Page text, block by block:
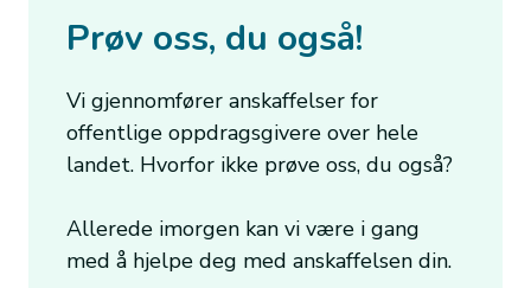
Prøv oss, du også!
Vi gjennomfører anskaffelser for
offentlige oppdragsgivere over hele
landet. Hvorfor ikke prøve oss, du også?
Allerede imorgen kan vi være i gang
med å hjelpe deg med anskaffelsen din.